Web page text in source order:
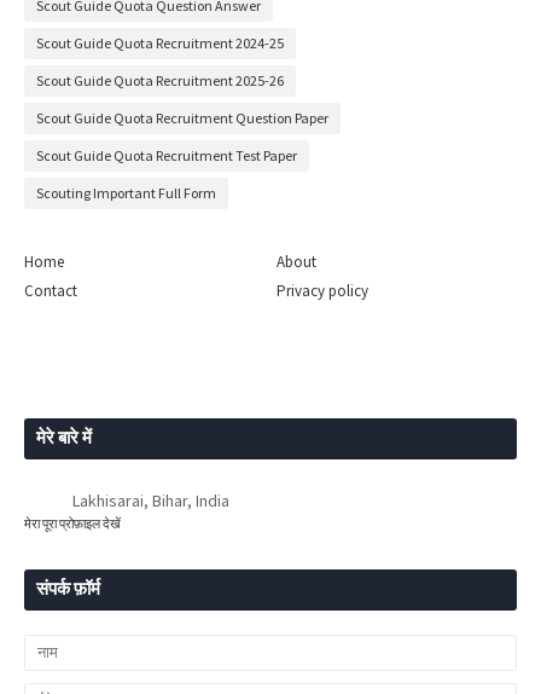
Scout Guide Quota Question Answer
Scout Guide Quota Recruitment 2024-25
Scout Guide Quota Recruitment 2025-26
Scout Guide Quota Recruitment Question Paper
Scout Guide Quota Recruitment Test Paper
Scouting Important Full Form
Home
About
Contact
Privacy policy
मेरे बारे में
Lakhisarai, Bihar, India
मेरा पूरा प्रोफ़ाइल देखें
संपर्क फ़ॉर्म